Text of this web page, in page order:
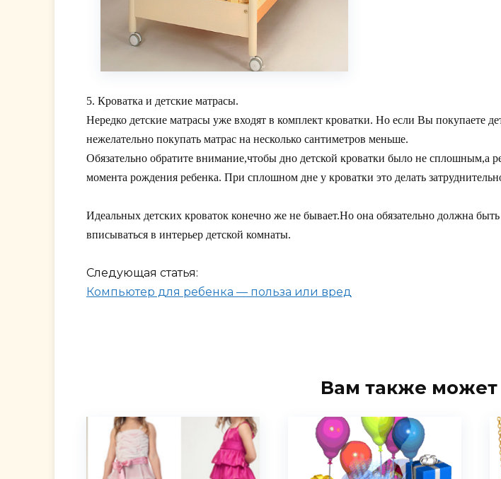
5. Кроватка и детские матрасы.
Нередко детские матрасы уже входят в комплект кроватки. Но если Вы покупаете
нежелательно покупать матрас на несколько сантиметров меньше.
Обязательно обратите внимание,чтобы дно детской кроватки было не сплошным,а
момента рождения ребенка. При сплошном дне у кроватки это делать
Идеальных детских кроваток конечно же не бывает.Но она обязательно должна
вписываться в интерьер детской комнаты.
Следующая статья:
Компьютер для ребенка — польза или вред
Вам также может